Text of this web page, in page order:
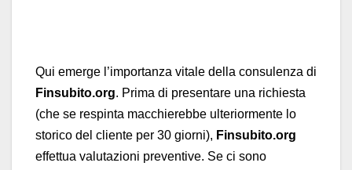
Qui emerge l’importanza vitale della consulenza di
Finsubito.org. Prima di presentare una richiesta
(che se respinta macchierebbe ulteriormente lo
storico del cliente per 30 giorni), Finsubito.org
effettua valutazioni preventive. Se ci sono